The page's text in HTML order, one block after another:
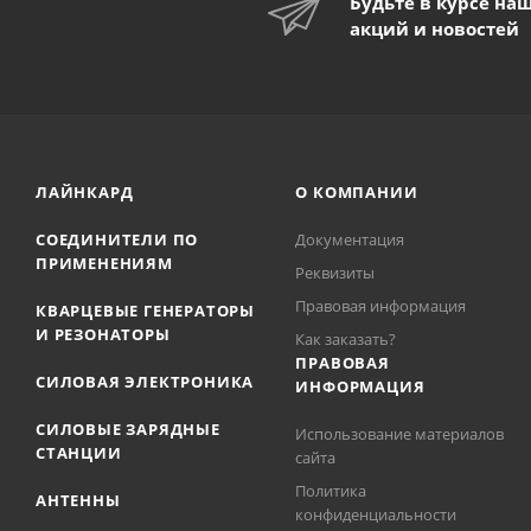
акций и новостей
ЛАЙНКАРД
СОЕДИНИТЕЛИ ПО
ПРИМЕНЕНИЯМ
КВАРЦЕВЫЕ ГЕНЕРАТОРЫ
И РЕЗОНАТОРЫ
СИЛОВАЯ ЭЛЕКТРОНИКА
СИЛОВЫЕ ЗАРЯДНЫЕ
СТАНЦИИ
АНТЕННЫ
О КОМПАНИИ
Документация
Реквизиты
Правовая информация
Как заказать?
ПРАВОВАЯ
ИНФОРМАЦИЯ
Использование материалов
сайта
Политика
конфиденциальности